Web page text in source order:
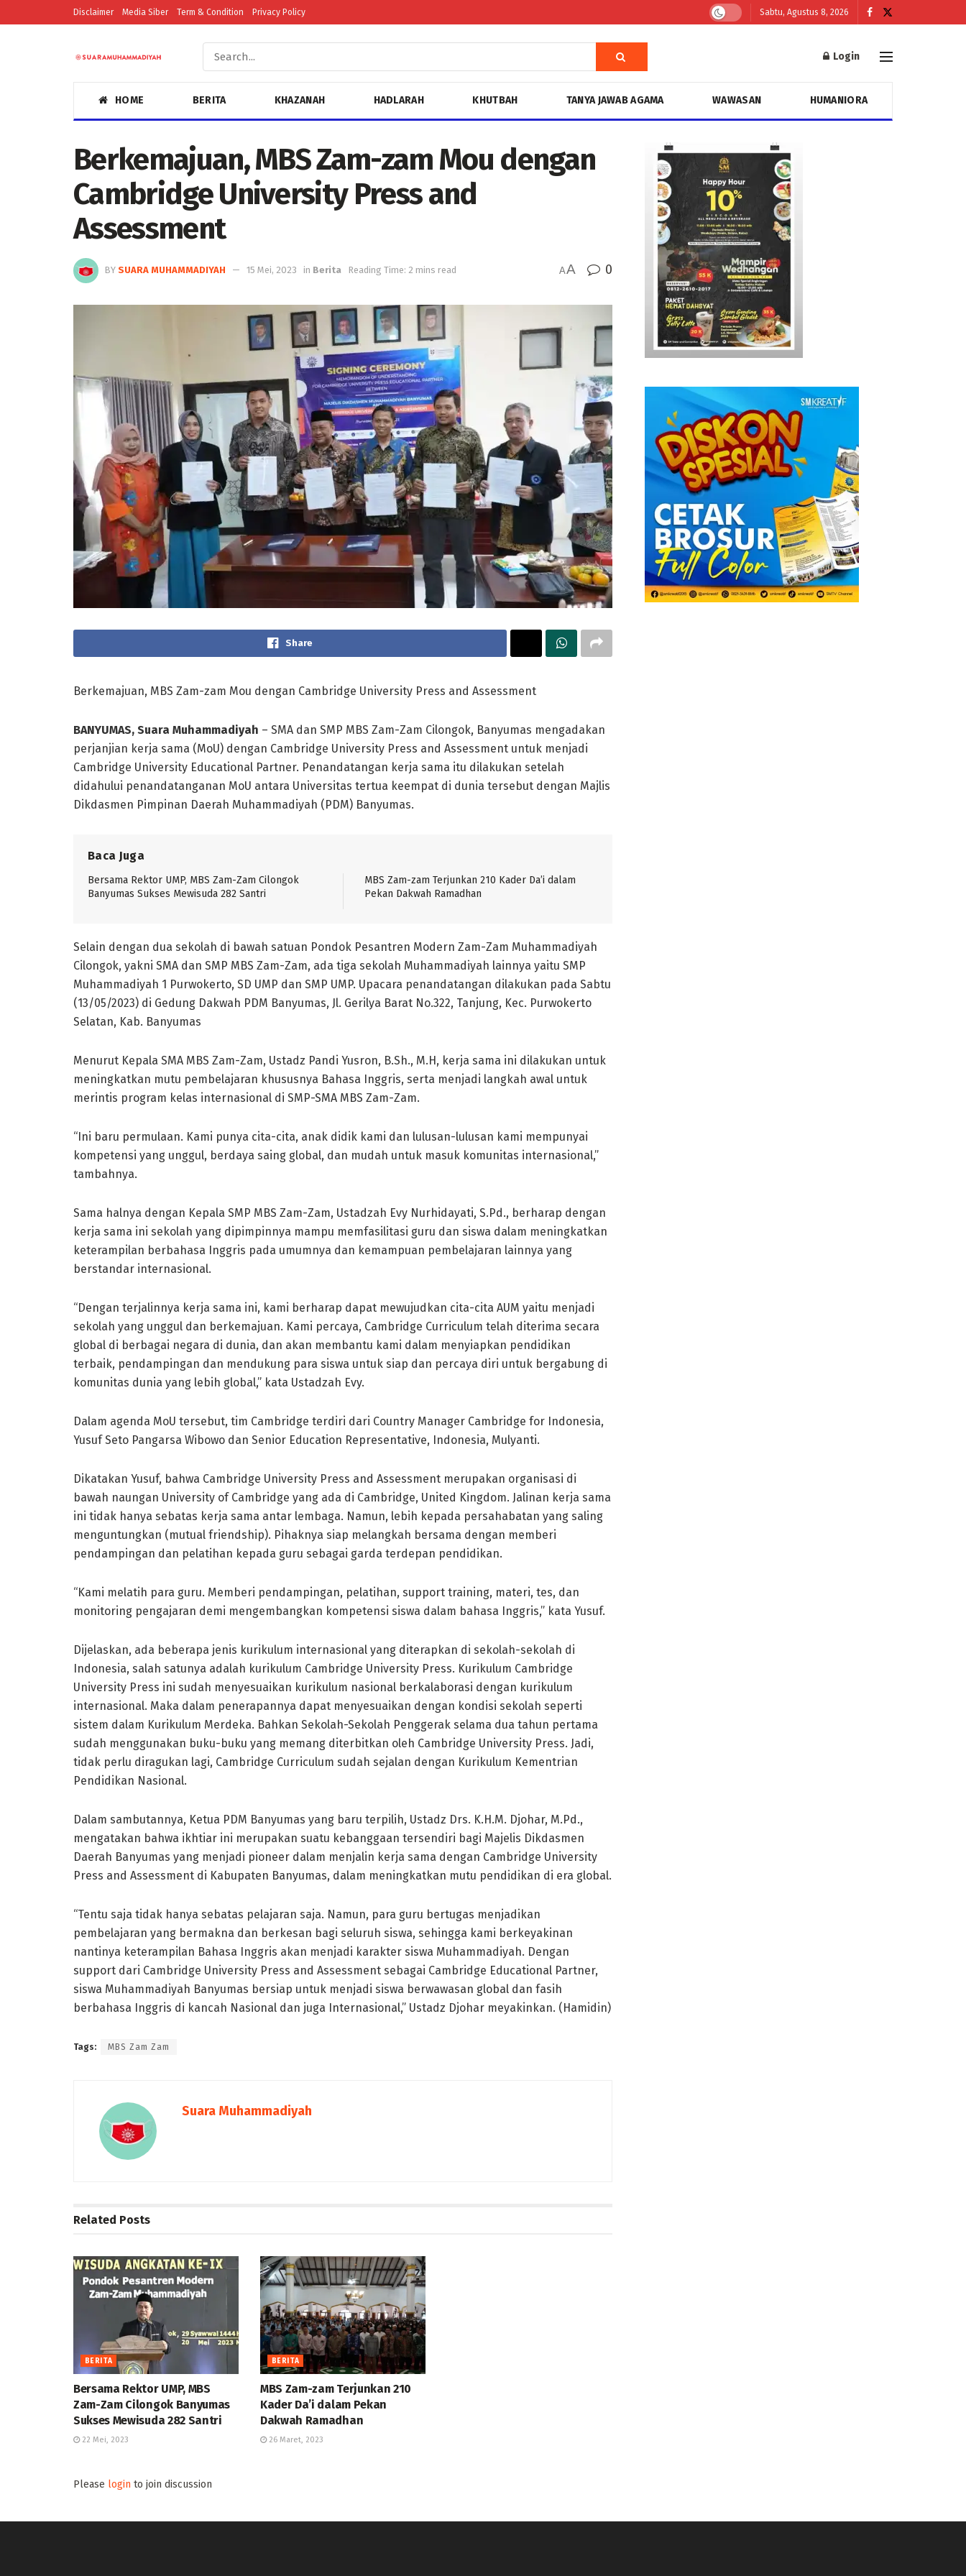
Disclaimer Media Siber Term & Condition Privacy Policy Sabtu, Agustus 8, 2026
Login
HOME BERITA KHAZANAH HADLARAH KHUTBAH TANYA JAWAB AGAMA WAWASAN HUMANIORA
Berkemajuan, MBS Zam-zam Mou dengan
Cambridge University Press and
Assessment
BY SUARA MUHAMMADIYAH 15 Mei, 2023 in Berita Reading Time: 2 mins read AA 0
Share
Berkemajuan, MBS Zam-zam Mou dengan Cambridge University Press and Assessment
BANYUMAS, Suara Muhammadiyah – SMA dan SMP MBS Zam-Zam Cilongok, Banyumas mengadakan
perjanjian kerja sama (MoU) dengan Cambridge University Press and Assessment untuk menjadi
Cambridge University Educational Partner. Penandatangan kerja sama itu dilakukan setelah
didahului penandatanganan MoU antara Universitas tertua keempat di dunia tersebut dengan Majlis
Dikdasmen Pimpinan Daerah Muhammadiyah (PDM) Banyumas.
Baca Juga
Bersama Rektor UMP, MBS Zam-Zam Cilongok
Banyumas Sukses Mewisuda 282 Santri
MBS Zam-zam Terjunkan 210 Kader Da’i dalam
Pekan Dakwah Ramadhan
Selain dengan dua sekolah di bawah satuan Pondok Pesantren Modern Zam-Zam Muhammadiyah
Cilongok, yakni SMA dan SMP MBS Zam-Zam, ada tiga sekolah Muhammadiyah lainnya yaitu SMP
Muhammadiyah 1 Purwokerto, SD UMP dan SMP UMP. Upacara penandatangan dilakukan pada Sabtu
(13/05/2023) di Gedung Dakwah PDM Banyumas, Jl. Gerilya Barat No.322, Tanjung, Kec. Purwokerto
Selatan, Kab. Banyumas
Menurut Kepala SMA MBS Zam-Zam, Ustadz Pandi Yusron, B.Sh., M.H, kerja sama ini dilakukan untuk
meningkatkan mutu pembelajaran khususnya Bahasa Inggris, serta menjadi langkah awal untuk
merintis program kelas internasional di SMP-SMA MBS Zam-Zam.
“Ini baru permulaan. Kami punya cita-cita, anak didik kami dan lulusan-lulusan kami mempunyai
kompetensi yang unggul, berdaya saing global, dan mudah untuk masuk komunitas internasional,”
tambahnya.
Sama halnya dengan Kepala SMP MBS Zam-Zam, Ustadzah Evy Nurhidayati, S.Pd., berharap dengan
kerja sama ini sekolah yang dipimpinnya mampu memfasilitasi guru dan siswa dalam meningkatkan
keterampilan berbahasa Inggris pada umumnya dan kemampuan pembelajaran lainnya yang
berstandar internasional.
“Dengan terjalinnya kerja sama ini, kami berharap dapat mewujudkan cita-cita AUM yaitu menjadi
sekolah yang unggul dan berkemajuan. Kami percaya, Cambridge Curriculum telah diterima secara
global di berbagai negara di dunia, dan akan membantu kami dalam menyiapkan pendidikan
terbaik, pendampingan dan mendukung para siswa untuk siap dan percaya diri untuk bergabung di
komunitas dunia yang lebih global,” kata Ustadzah Evy.
Dalam agenda MoU tersebut, tim Cambridge terdiri dari Country Manager Cambridge for Indonesia,
Yusuf Seto Pangarsa Wibowo dan Senior Education Representative, Indonesia, Mulyanti.
Dikatakan Yusuf, bahwa Cambridge University Press and Assessment merupakan organisasi di
bawah naungan University of Cambridge yang ada di Cambridge, United Kingdom. Jalinan kerja sama
ini tidak hanya sebatas kerja sama antar lembaga. Namun, lebih kepada persahabatan yang saling
menguntungkan (mutual friendship). Pihaknya siap melangkah bersama dengan memberi
pendampingan dan pelatihan kepada guru sebagai garda terdepan pendidikan.
“Kami melatih para guru. Memberi pendampingan, pelatihan, support training, materi, tes, dan
monitoring pengajaran demi mengembangkan kompetensi siswa dalam bahasa Inggris,” kata Yusuf.
Dijelaskan, ada beberapa jenis kurikulum internasional yang diterapkan di sekolah-sekolah di
Indonesia, salah satunya adalah kurikulum Cambridge University Press. Kurikulum Cambridge
University Press ini sudah menyesuaikan kurikulum nasional berkalaborasi dengan kurikulum
internasional. Maka dalam penerapannya dapat menyesuaikan dengan kondisi sekolah seperti
sistem dalam Kurikulum Merdeka. Bahkan Sekolah-Sekolah Penggerak selama dua tahun pertama
sudah menggunakan buku-buku yang memang diterbitkan oleh Cambridge University Press. Jadi,
tidak perlu diragukan lagi, Cambridge Curriculum sudah sejalan dengan Kurikulum Kementrian
Pendidikan Nasional.
Dalam sambutannya, Ketua PDM Banyumas yang baru terpilih, Ustadz Drs. K.H.M. Djohar, M.Pd.,
mengatakan bahwa ikhtiar ini merupakan suatu kebanggaan tersendiri bagi Majelis Dikdasmen
Daerah Banyumas yang menjadi pioneer dalam menjalin kerja sama dengan Cambridge University
Press and Assessment di Kabupaten Banyumas, dalam meningkatkan mutu pendidikan di era global.
“Tentu saja tidak hanya sebatas pelajaran saja. Namun, para guru bertugas menjadikan
pembelajaran yang bermakna dan berkesan bagi seluruh siswa, sehingga kami berkeyakinan
nantinya keterampilan Bahasa Inggris akan menjadi karakter siswa Muhammadiyah. Dengan
support dari Cambridge University Press and Assessment sebagai Cambridge Educational Partner,
siswa Muhammadiyah Banyumas bersiap untuk menjadi siswa berwawasan global dan fasih
berbahasa Inggris di kancah Nasional dan juga Internasional,” Ustadz Djohar meyakinkan. (Hamidin)
Tags: MBS Zam Zam
Suara Muhammadiyah
Related Posts
BERITA
Bersama Rektor UMP, MBS
Zam-Zam Cilongok Banyumas
Sukses Mewisuda 282 Santri
22 Mei, 2023
BERITA
MBS Zam-zam Terjunkan 210
Kader Da’i dalam Pekan
Dakwah Ramadhan
26 Maret, 2023
Please login to join discussion